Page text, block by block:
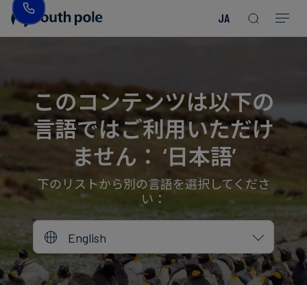
JA
役
員
紹
介
所
地
ァ
ッ
シ
ョ
ン
エ
ル
ギ
ク
ト
を
見
る
レ
ポ
ー
ト
後
イ
ベ
Read more
Read more
Read more
Read more
Read more
Read more
Read more
Read more
Read more Read more
このコンテンツは以下の
言語ではご利用いただけ
ません： ‘日本語’
下のリストから別の言語を選択してくださ
い：
English